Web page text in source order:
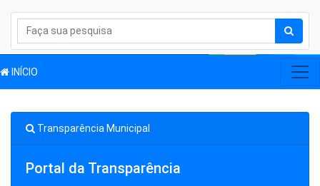
INÍCIO
Transparência Municipal
Portal da Transparência